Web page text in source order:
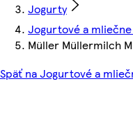
Jogurty
Jogurtové a
Müller Müllermilch
Späť na Jogurtové a